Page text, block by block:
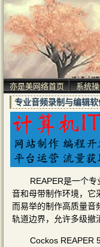
亦是美网络首页 系统
专业音频录制与编辑
REAPER是一个
音和母带制作环境，它
而易举的制作高质量音
轨道边界，允许多级撤
Cockos REAPER